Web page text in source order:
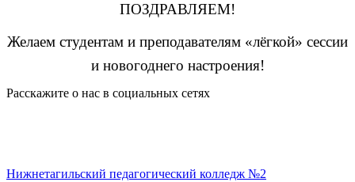
ПОЗДРАВЛЯЕМ!
Желаем студентам и преподавателям «лёгкой» сессии
и новогоднего настроения!
Расскажите о нас в социальных сетях
Нижнетагильский педагогический колледж №2